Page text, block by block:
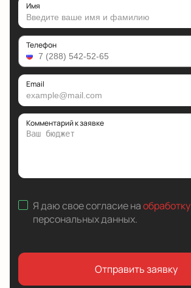
Имя
Телефон
Email
Комментарий к заявке
Я даю свое согласие наобработку
персональных данных.
Отправить заявку